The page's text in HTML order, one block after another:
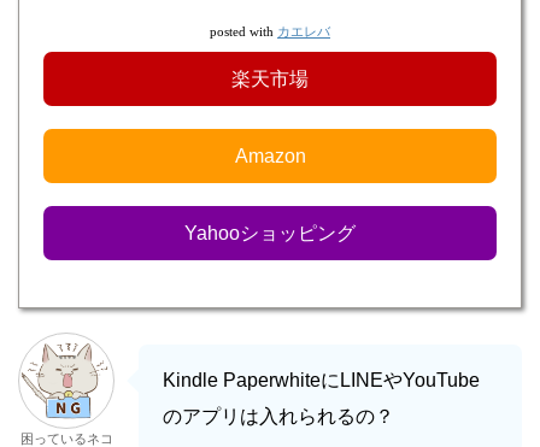
posted with カエレバ
楽天市場
Amazon
Yahooショッピング
困っているネコ
Kindle PaperwhiteにLINEやYouTube
のアプリは入れられるの？